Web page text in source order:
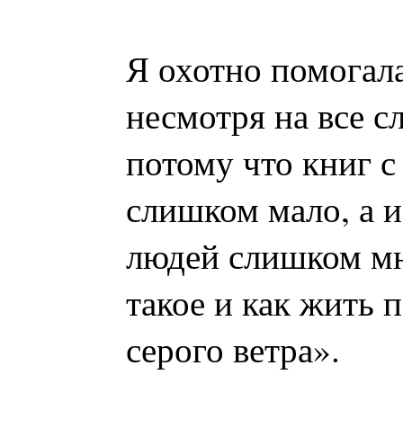
Я охотно
несмотря на все
потому что книг
слишком мало, а
людей слишком
такое и как
серого ветра».